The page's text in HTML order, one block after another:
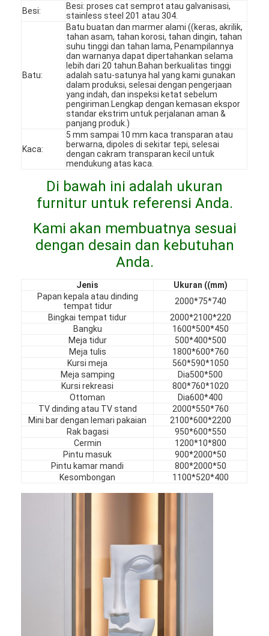
Pertunjukan VR
Tentang Kami
Tur Pabrik
Kontrol Kualitas
Berita
Pertanyaan Umum
bicara sekarang
Perabot Hotel
Perabotan villa
Perabot Apartemen
Furnitur Klub Komersial
Perabot Ruang Makan
Besi:
Besi: proses cat semprot atau galvanisasi,
stainless steel 201 atau 304.
Batu:
Batu buatan dan marmer alami ((keras, akrilik,
tahan asam, tahan korosi, tahan dingin, tahan
suhu tinggi dan tahan lama, Penampilannya
dan warnanya dapat dipertahankan selama
lebih dari 20 tahun.Bahan berkualitas tinggi
adalah satu-satunya hal yang kami gunakan
dalam produksi, selesai dengan pengerjaan
yang indah, dan inspeksi ketat sebelum
pengiriman.Lengkap dengan kemasan ekspor
standar ekstrim untuk perjalanan aman &
panjang produk.)
Kaca:
5 mm sampai 10 mm kaca transparan atau
berwarna, dipoles di sekitar tepi, selesai
dengan cakram transparan kecil untuk
mendukung atas kaca.
Di bawah ini adalah ukuran
furnitur untuk referensi Anda.
Kami akan membuatnya sesuai
dengan desain dan kebutuhan
Anda.
Jenis
Ukuran ((mm)
Papan kepala atau dinding
tempat tidur
2000*75*740
Bingkai tempat tidur
2000*2100*220
Bangku
1600*500*450
Meja tidur
500*400*500
Meja tulis
1800*600*760
Kursi meja
560*590*1050
Meja samping
Dia500*500
Kursi rekreasi
800*760*1020
Ottoman
Dia600*400
TV dinding atau TV stand
2000*550*760
Mini bar dengan lemari pakaian
2100*600*2200
Rak bagasi
950*600*550
Cermin
1200*10*800
Pintu masuk
900*2000*50
Pintu kamar mandi
800*2000*50
Kesombongan
1100*520*400